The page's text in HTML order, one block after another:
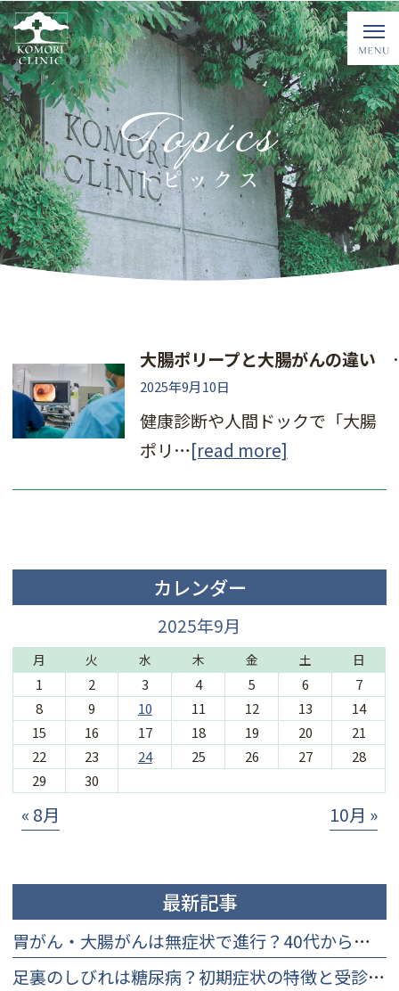
Topics
トピックス
大腸ポリ
2025年9月10日
健康診断や人間ドックで「大腸
ポリ…[read more]
カレンダー
2025年9月
月 火 水 木 金 土 日
1 2 3 4 5 6
7
8
9 10 11 12 13
14
15
16 17 18 19 20
21
22
23 24 25 26 27
28
29
30
« 8月 10月 »
最新記事
胃がん・大腸がんは無症状で進行？40代から知るべき早期検査と理由
足裏のしびれは糖尿病？初期症状の特徴と受診を迷う方への改善策